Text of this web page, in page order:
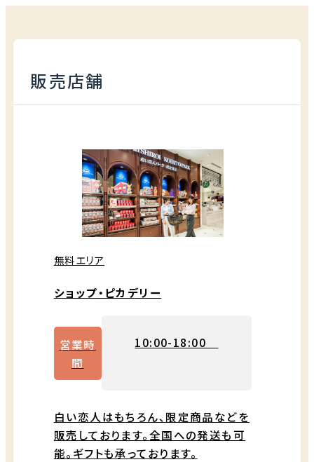
販売店舗
無料エリア
ショップ・ピカデリー
営業時
間
10:00-18:00
白い恋人はもちろん、限定商品などを
販売しております。全国への発送も可
能。ギフトも承っております。